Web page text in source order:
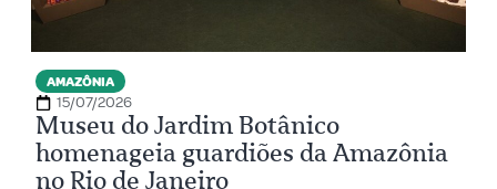
AMAZÔNIA
15/07/2026
Museu do Jardim Botânico
homenageia guardiões da Amazônia
no Rio de Janeiro